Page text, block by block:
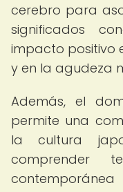
cerebro para
significados
impacto positivo
y en la agudeza
Además, el
permite una
la cultura
comprender